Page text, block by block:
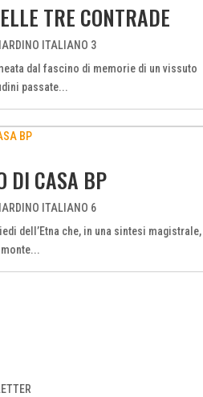
TRE CONTRADE
ITALIANO 3
dal fascino di memorie di un vissuto
passate...
DI CASA BP
ITALIANO 6
dell’Etna che, in una sintesi magistrale,